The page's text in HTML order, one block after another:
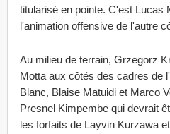
titularisé en pointe. C'est Lucas
l'animation offensive de l'autre
Au milieu de terrain, Grzegorz
Motta aux côtés des cadres de
Blanc, Blaise Matuidi et Marco
Presnel Kimpembe qui devrait
les forfaits de Layvin Kurzawa